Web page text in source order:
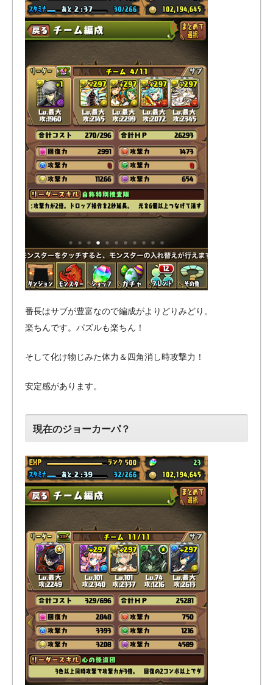
番長はサブが豊富なので編成がよりどりみどり。
楽ちんです。パズルも楽ちん！
そして化け物じみた体力＆四角消し時攻撃力！
安定感があります。
現在のジョーカーパ？